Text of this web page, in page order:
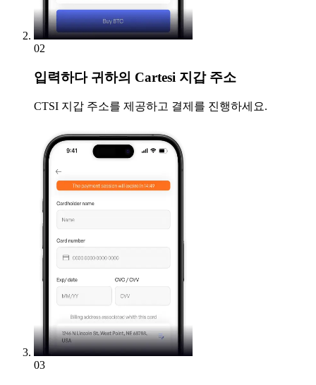
02
입력하다귀하의 Cartesi 지갑 주소
CTSI 지갑 주소를 제공하고 결제를 진행하세요.
03